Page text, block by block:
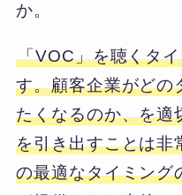
か。
「VOC」を聴くタ
す。顧客企業がどの
たくなるのか、を適
を引き出すことは非
の最適なタイミング